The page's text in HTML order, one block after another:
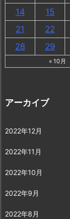
14
15
21
22
28
29
« 10月
アーカイブ
2022年12月
2022年11月
2022年10月
2022年9月
2022年8月